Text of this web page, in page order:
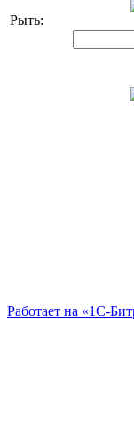
Рыть:
Работает на «1С-